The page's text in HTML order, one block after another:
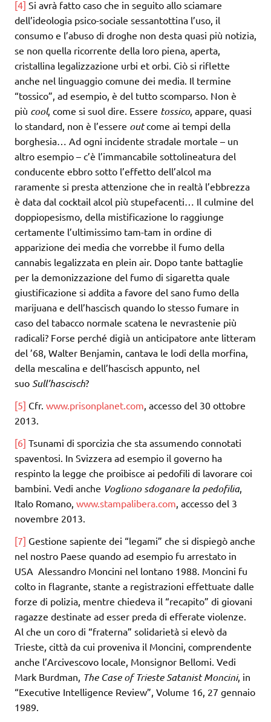
[4] Si avrà fatto caso che in seguito allo sciamare
dell’ideologia psico-sociale sessantottina l’uso, il
consumo e l’abuso di droghe non desta quasi più notizia,
se non quella ricorrente della loro piena, aperta,
cristallina legalizzazione urbi et orbi. Ciò si riflette
anche nel linguaggio comune dei media. Il termine
“tossico”, ad esempio, è del tutto scomparso. Non è
più cool, come si suol dire. Essere tossico, appare, quasi
lo standard, non è l’essere outcome ai tempi della
borghesia… Ad ogni incidente stradale mortale – un
altro esempio – c’è l’immancabile sottolineatura del
conducente ebbro sotto l’effetto dell’alcol ma
raramente si presta attenzione che in realtà l’ebbrezza
è data dal cocktail alcol più stupefacenti… Il culmine del
doppiopesismo, della mistificazione lo raggiunge
certamente l’ultimissimo tam-tam in ordine di
apparizione dei media che vorrebbe il fumo della
cannabis legalizzata en plein air. Dopo tante battaglie
per la demonizzazione del fumo di sigaretta quale
giustificazione si addita a favore del sano fumo della
marijuana e dell’hascisch quando lo stesso fumare in
caso del tabacco normale scatena le nevrastenie più
radicali? Forse perché digià un anticipatore ante litteram
del ’68, Walter Benjamin, cantava le lodi della morfina,
della mescalina e dell’hascisch appunto, nel
suo Sull’hascisch?
[5] Cfr. www.prisonplanet.com , accesso del 30 ottobre
2013.
[6] Tsunami di sporcizia che sta assumendo connotati
spaventosi. In Svizzera ad esempio il governo ha
respinto la legge che proibisce ai pedofili di lavorare coi
bambini. Vedi anche Vogliono sdoganare la pedofilia,
Italo Romano, www.stampalibera.com , accesso del 3
novembre 2013.
[7] Gestione sapiente dei “legami” che si dispiegò anche
nel nostro Paese quando ad esempio fu arrestato in
USA Alessandro Moncini nel lontano 1988. Moncini fu
colto in flagrante, stante a registrazioni effettuate dalle
forze di polizia, mentre chiedeva il “recapito” di giovani
ragazze destinate ad esser preda di efferate violenze.
Al che un coro di “fraterna” solidarietà si elevò da
Trieste, città da cui proveniva il Moncini, comprendente
anche l’Arcivescovo locale, Monsignor Bellomi. Vedi
Mark Burdman, The Case of Trieste Satanist Moncini, in
“Executive Intelligence Review”, Volume 16, 27 gennaio
1989.